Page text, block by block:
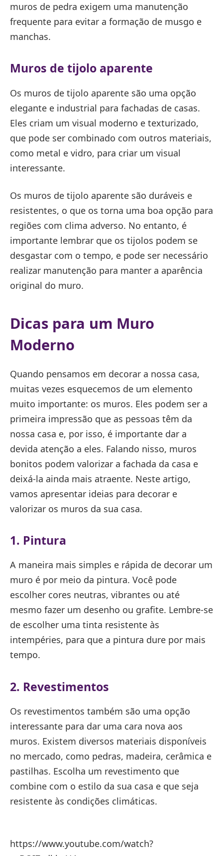
muros de pedra exigem uma manutenção
frequente para evitar a formação de musgo e
manchas.
Muros de tijolo aparente
Os muros de tijolo aparente são uma opção
elegante e industrial para fachadas de casas.
Eles criam um visual moderno e texturizado,
que pode ser combinado com outros materiais,
como metal e vidro, para criar um visual
interessante.
Os muros de tijolo aparente são duráveis e
resistentes, o que os torna uma boa opção para
regiões com clima adverso. No entanto, é
importante lembrar que os tijolos podem se
desgastar com o tempo, e pode ser necessário
realizar manutenção para manter a aparência
original do muro.
Dicas para um Muro
Moderno
Quando pensamos em decorar a nossa casa,
muitas vezes esquecemos de um elemento
muito importante: os muros. Eles podem ser a
primeira impressão que as pessoas têm da
nossa casa e, por isso, é importante dar a
devida atenção a eles. Falando nisso, muros
bonitos podem valorizar a fachada da casa e
deixá-la ainda mais atraente. Neste artigo,
vamos apresentar ideias para decorar e
valorizar os muros da sua casa.
1. Pintura
A maneira mais simples e rápida de decorar um
muro é por meio da pintura. Você pode
escolher cores neutras, vibrantes ou até
mesmo fazer um desenho ou grafite. Lembre-se
de escolher uma tinta resistente às
intempéries, para que a pintura dure por mais
tempo.
2. Revestimentos
Os revestimentos também são uma opção
interessante para dar uma cara nova aos
muros. Existem diversos materiais disponíveis
no mercado, como pedras, madeira, cerâmica e
pastilhas. Escolha um revestimento que
combine com o estilo da sua casa e que seja
resistente às condições climáticas.
https://www.youtube.com/watch?